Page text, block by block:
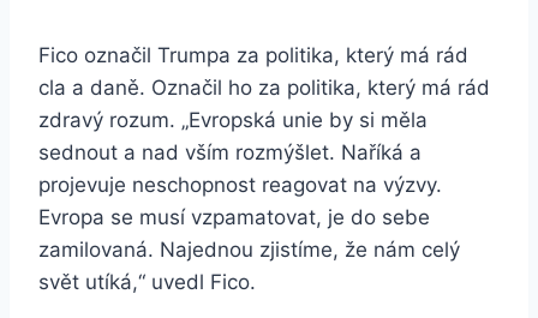
Fico označil Trumpa za politika, který má rád
cla a daně. Označil ho za politika, který má rád
zdravý rozum. „Evropská unie by si měla
sednout a nad vším rozmýšlet. Naříká a
projevuje neschopnost reagovat na výzvy.
Evropa se musí vzpamatovat, je do sebe
zamilovaná. Najednou zjistíme, že nám celý
svět utíká,“ uvedl Fico.